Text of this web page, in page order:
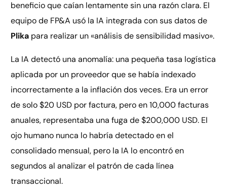
beneficio que caían lentamente sin una razón clara. El
equipo de FP&A usó la IA integrada con sus datos de
Plika para realizar un «análisis de sensibilidad masivo».
La IA detectó una anomalía: una pequeña tasa logística
aplicada por un proveedor que se había indexado
incorrectamente a la inflación dos veces. Era un error
de solo $20 USD por factura, pero en 10,000 facturas
anuales, representaba una fuga de $200,000 USD. El
ojo humano nunca lo habría detectado en el
consolidado mensual, pero la IA lo encontró en
segundos al analizar el patrón de cada línea
transaccional.